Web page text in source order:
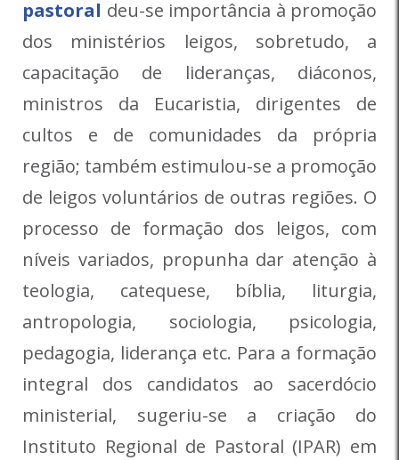
pastoral deu-se importância à promoção
dos ministérios leigos, sobretudo, a
capacitação de lideranças, diáconos,
ministros da Eucaristia, dirigentes de
cultos e de comunidades da própria
região; também estimulou-se a promoção
de leigos voluntários de outras regiões. O
processo de formação dos leigos, com
níveis variados, propunha dar atenção à
teologia, catequese, bíblia, liturgia,
antropologia, sociologia, psicologia,
pedagogia, liderança etc. Para a formação
integral dos candidatos ao sacerdócio
ministerial, sugeriu-se a criação do
Instituto Regional de Pastoral (IPAR) em